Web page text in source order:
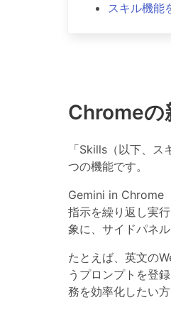
スキル機能
Chromeの
「Skills（以下、
つの機能です。
Gemini in Chrome
指示を繰り返し実行
象に、サイドパネ
たとえば、英文の
うプロンプトを登
務を効率化したい